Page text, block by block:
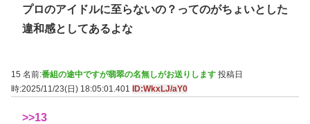
プロのアイドルに至らないの？ってのがちょいとした
違和感としてあるよな
15 名前:番組の途中ですが翡翠の名無しがお送りします 投稿日
時:2025/11/23(日) 18:05:01.401 ID:WkxLJ/aY0
>>13